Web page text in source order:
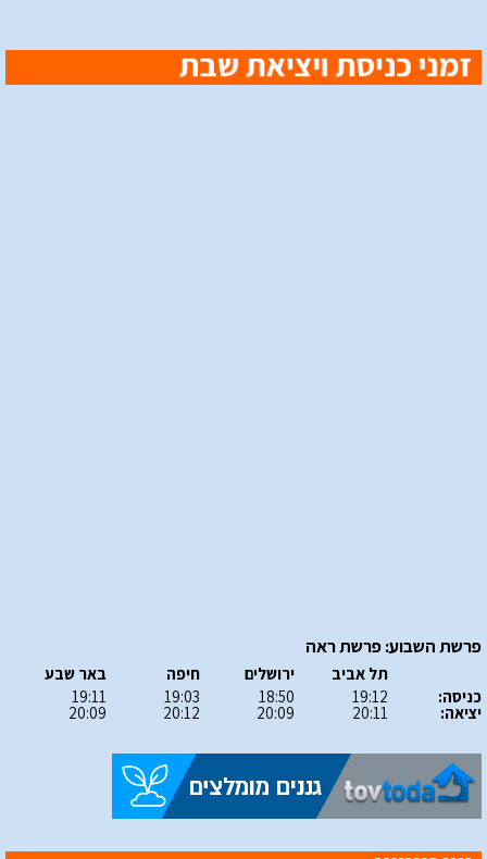
פרשת השבוע: פרשת ראה
כניסה:
יציאה:
תל אביב
19:12
20:11
ירושלים
18:50
20:09
חיפה
19:03
20:12
באר שבע
19:11
20:09